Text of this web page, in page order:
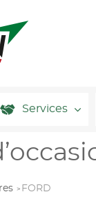
Services
FORD